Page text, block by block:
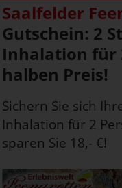
Saalfelder
Gutschein: 2
Inhalation für
halben Preis!
Sichern Sie sich
Inhalation für 2
sparen Sie 18,- €!